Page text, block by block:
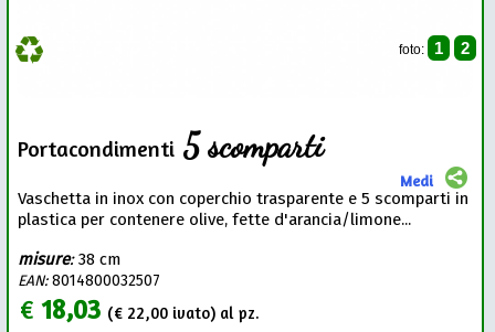
foto: 1 2
Portacondimenti 5 scomparti
Medi
Vaschetta in inox con coperchio trasparente e 5 scomparti in
plastica per contenere olive, fette d'arancia/limone...
misure:38 cm
EAN:8014800032507
€18,03 (€ 22,00 ivato) al pz.